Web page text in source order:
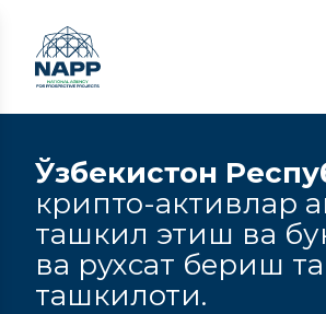
Ўзбекистон
крипто-активлар
ташкил этиш ва
ва рухсат бериш
ташкилоти.